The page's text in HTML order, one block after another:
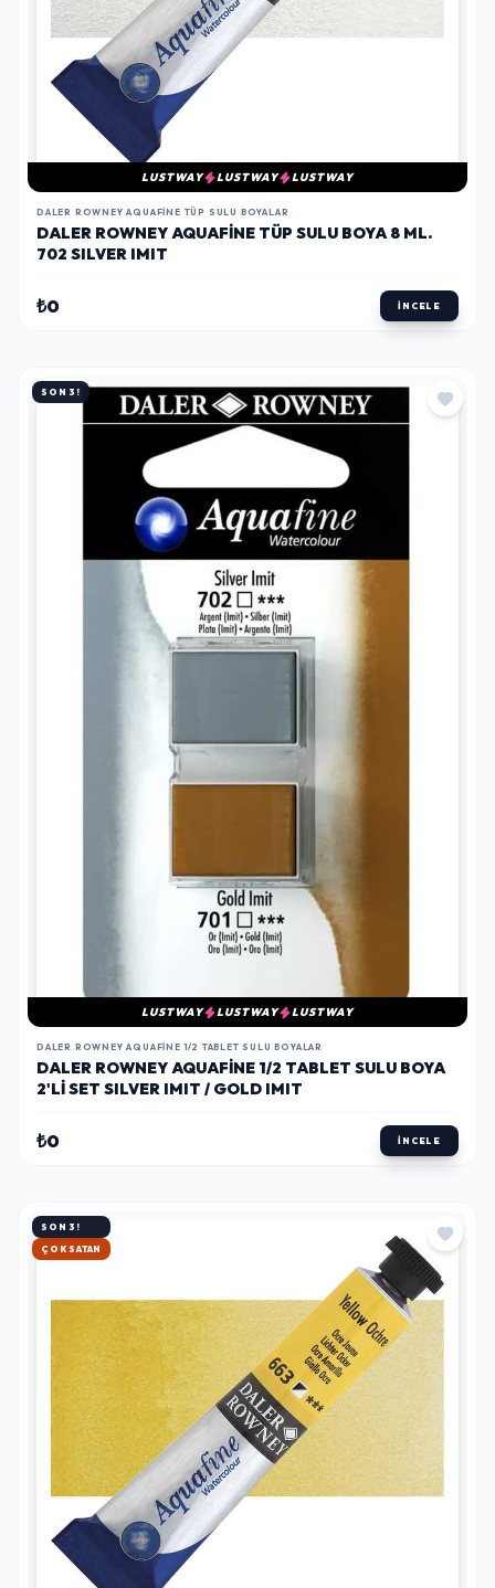
LUSTWAY LUSTWAY LUSTWAY
DALER ROWNEY AQUAFINE TÜP SULU BOYALAR
DALER ROWNEY AQUAFINE TÜP SULU BOYA 8 ML.
702 SILVER IMIT
₺0 İNCELE
SON 3!
LUSTWAY LUSTWAY LUSTWAY
DALER ROWNEY AQUAFINE 1/2 TABLET SULU BOYALAR
DALER ROWNEY AQUAFINE 1/2 TABLET SULU BOYA
2'LI SET SILVER IMIT / GOLD IMIT
₺0 İNCELE
SON 3!
HIZLI KARGO